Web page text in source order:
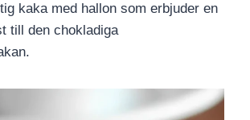
kaka med hallon som erbjuder en
till den chokladiga